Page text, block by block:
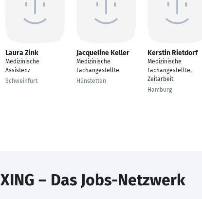
Laura Zink
Medizinische
Assistenz
Schweinfurt
Jacqueline Keller
Medizinische
Fachangestellte
Hünstetten
Kerstin Rietdorf
Medizinische
Fachangestellte,
Zeitarbeit
Hamburg
XING – Das Jobs-Netzwerk